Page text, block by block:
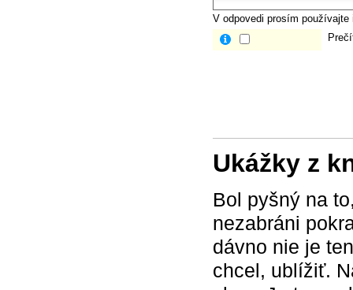
V odpovedi prosím
Ukážky z
Bol pyšný na
nezabráni
dávno nie je
chcel, ublížiť.